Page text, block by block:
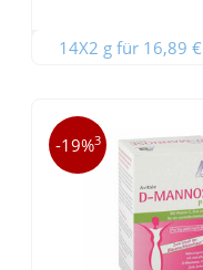
14X2 g für 16,89 €
-19%3